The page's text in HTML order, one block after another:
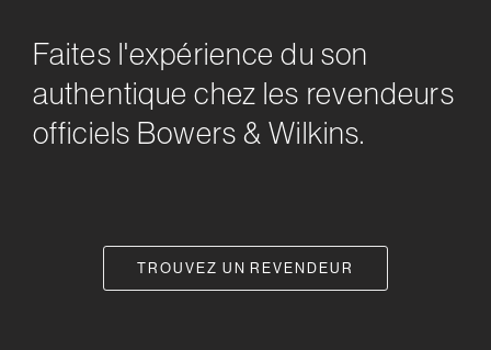
Faites l'expérience du son
authentique chez les revendeurs
officiels Bowers & Wilkins.
TROUVEZ UN REVENDEUR